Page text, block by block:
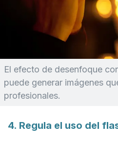
El efecto de desenfoque
puede generar imágenes
profesionales.
4. Regula el uso del